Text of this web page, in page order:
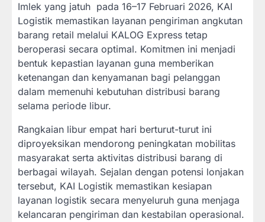
Imlek yang jatuh pada 16–17 Februari 2026, KAI
Logistik memastikan layanan pengiriman angkutan
barang retail melalui KALOG Express tetap
beroperasi secara optimal. Komitmen ini menjadi
bentuk kepastian layanan guna memberikan
ketenangan dan kenyamanan bagi pelanggan
dalam memenuhi kebutuhan distribusi barang
selama periode libur.
Rangkaian libur empat hari berturut-turut ini
diproyeksikan mendorong peningkatan mobilitas
masyarakat serta aktivitas distribusi barang di
berbagai wilayah. Sejalan dengan potensi lonjakan
tersebut, KAI Logistik memastikan kesiapan
layanan logistik secara menyeluruh guna menjaga
kelancaran pengiriman dan kestabilan operasional.